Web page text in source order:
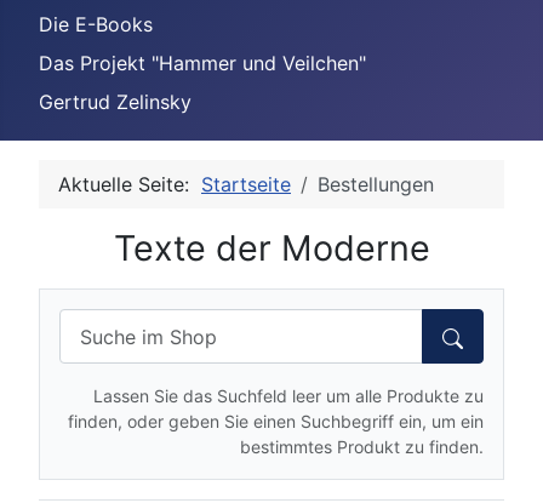
Die E-Books
Das Projekt "Hammer und Veilchen"
Gertrud Zelinsky
Aktuelle Seite: Startseite Bestellungen
Texte der Moderne
Lassen Sie das Suchfeld leer um alle Produkte zu
finden, oder geben Sie einen Suchbegriff ein, um ein
bestimmtes Produkt zu finden.